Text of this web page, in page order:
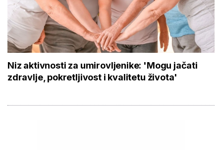
Niz aktivnosti za umirovljenike: 'Mogu jačati
zdravlje, pokretljivost i kvalitetu života'